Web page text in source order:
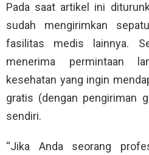
Pada saat artikel ini
sudah mengirimkan
fasilitas medis lainnya.
menerima permintaan
kesehatan yang ingin
gratis (dengan pengiriman
sendiri.
“Jika Anda seorang